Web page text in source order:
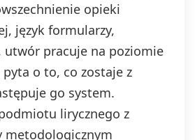
opieki
język formularzy,
utwór pracuje na poziomie
o to, co zostaje z
go system.
lirycznego z
metodologicznym